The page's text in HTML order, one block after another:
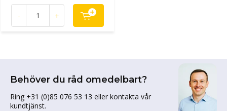
- +
Behöver du råd omedelbart?
Ring +31 (0)85 076 53 13 eller kontakta vår
kundtjänst.